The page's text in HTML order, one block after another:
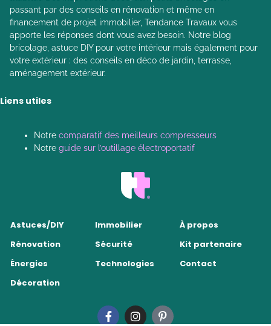
passant par des conseils en rénovation et même en
financement de projet immobilier, Tendance Travaux vous
apporte les réponses dont vous avez besoin. Notre blog
bricolage, astuce DIY pour votre intérieur mais également pour
votre extérieur : des conseils en déco de jardin, terrasse,
aménagement extérieur.
Liens utiles
Notre comparatif des meilleurs compresseurs
Notre guide sur l’outillage électroportatif
Astuces/DIY
Rénovation
Énergies
Décoration
Immobilier
Sécurité
Technologies
À propos
Kit partenaire
Contact